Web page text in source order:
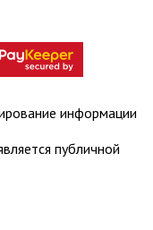
информации
публичной